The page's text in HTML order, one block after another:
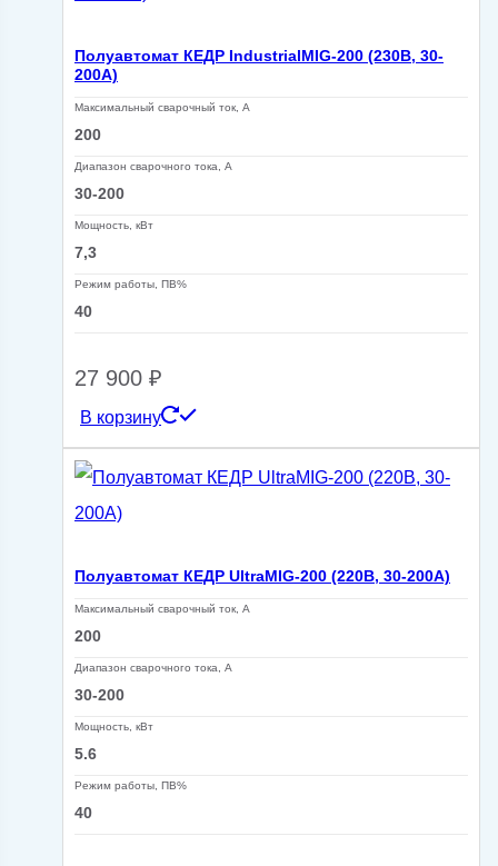
Полуавтомат КЕДР IndustrialMIG-200 (230В, 30-
200А)
Максимальный сварочный ток, А
200
Диапазон сварочного тока, А
30-200
Мощность, кВт
7,3
Режим работы, ПВ%
40
27 900 ₽
В корзину
Полуавтомат КЕДР UltraMIG-200 (220В, 30-200А)
Максимальный сварочный ток, А
200
Диапазон сварочного тока, А
30-200
Мощность, кВт
5.6
Режим работы, ПВ%
40